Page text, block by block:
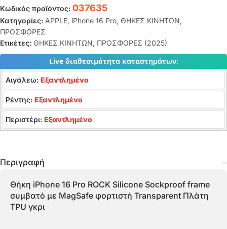
Κωδικός προϊόντος: 037635
Κατηγορίες: APPLE, iPhone 16 Pro, ΘΗΚΕΣ ΚΙΝΗΤΩΝ,
ΠΡΟΣΦΟΡΕΣ
Ετικέτες: ΘΗΚΕΣ ΚΙΝΗΤΩΝ, ΠΡΟΣΦΟΡΕΣ (2025)
Live διαθεσιμότητα καταστημάτων:
Αιγάλεω: Εξαντλημένο
Ρέντης: Εξαντλημένο
Περιστέρι: Εξαντλημένο
Περιγραφή
Θήκη iPhone 16 Pro ROCK Silicone Sockproof frame
συμβατό με MagSafe φορτιστή Transparent Πλάτη
TPU γκρι